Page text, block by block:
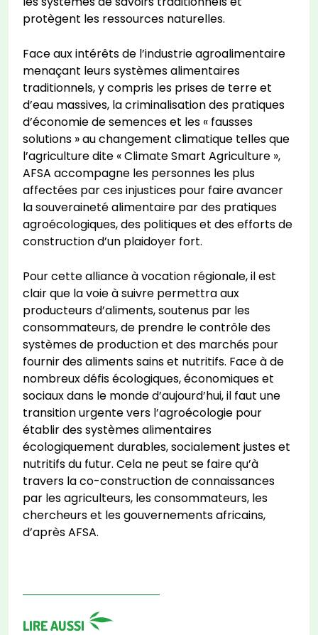
protègent les ressources naturelles.
Face aux intérêts de l’industrie agroalimentaire
menaçant leurs systèmes alimentaires
traditionnels, y compris les prises de terre et
d’eau massives, la criminalisation des pratiques
d’économie de semences et les « fausses
solutions » au changement climatique telles que
l’agriculture dite « Climate Smart Agriculture »,
AFSA accompagne les personnes les plus
affectées par ces injustices pour faire avancer
la souveraineté alimentaire par des pratiques
agroécologiques, des politiques et des efforts de
construction d’un plaidoyer fort.
Pour cette alliance à vocation régionale, il est
clair que la voie à suivre permettra aux
producteurs d’aliments, soutenus par les
consommateurs, de prendre le contrôle des
systèmes de production et des marchés pour
fournir des aliments sains et nutritifs. Face à de
nombreux défis écologiques, économiques et
sociaux dans le monde d’aujourd’hui, il faut une
transition urgente vers l’agroécologie pour
établir des systèmes alimentaires
écologiquement durables, socialement justes et
nutritifs du futur. Cela ne peut se faire qu’à
travers la co-construction de connaissances
par les agriculteurs, les consommateurs, les
chercheurs et les gouvernements africains,
d’après AFSA.
LIRE AUSSI